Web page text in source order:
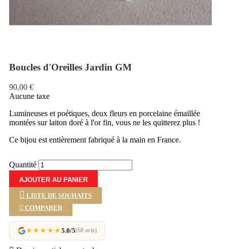
Boucles d'Oreilles Jardin GM
90,00 €
Aucune taxe
Lumineuses et poétiques, deux fleurs en porcelaine émaillée
montées sur laiton doré à l'or fin, vous ne les quitterez plus !
Ce bijou est entièrement fabriqué à la main en France.
Quantité
AJOUTER AU PANIER
LISTE DE SOUHAITS
 COMPARER
★★★★★5.0/5(68 avis)